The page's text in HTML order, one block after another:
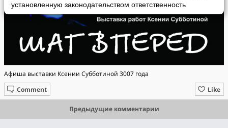
установленную законодательством ответственность
Афиша выставки Ксении Субботиной 3007 года
Like
Comment
Предыдущие комментарии